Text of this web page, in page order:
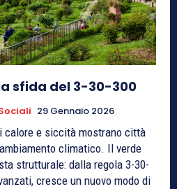
sfida del 3-30-300
29 Gennaio 2026
calore e siccità mostrano città
climatico. Il verde
strutturale: dalla regola 3-30-
cresce un nuovo modo di